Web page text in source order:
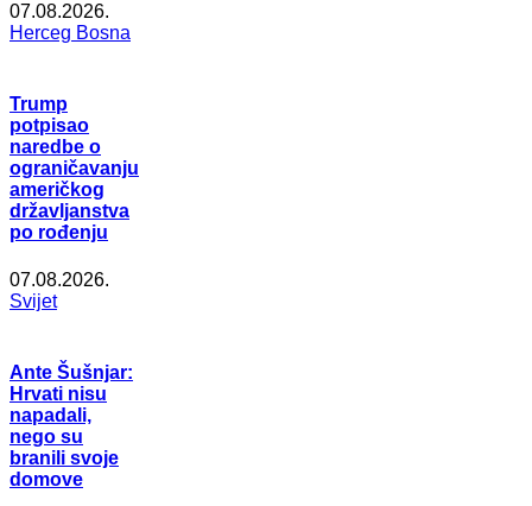
07.08.2026.
Herceg Bosna
Trump
potpisao
naredbe o
ograničavanju
američkog
državljanstva
po rođenju
07.08.2026.
Svijet
Ante Šušnjar:
Hrvati nisu
napadali,
nego su
branili svoje
domove